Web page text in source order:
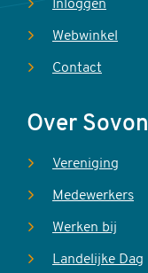
Inloggen
Webwinkel
Contact
Over Sovon
Vereniging
Medewerkers
Werken bij
Landelijke Dag